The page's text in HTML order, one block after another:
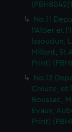
No.11
l'Altier et
Issoudun,
Millant, St
Print)
No.12
Creuze, et
Boussac,
Evaux,
Print)